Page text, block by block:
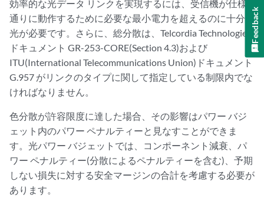
効率的な光データ リンクを実現するには、受信機が仕様
通りに動作するために必要な最小電力を超えるのに十分な
光が必要です。さらに、総分散は、Telcordia Technologies
ドキュメント GR-253-CORE(Section 4.3)および
ITU(International Telecommunications Union)ドキュメント
G.957 がリンクのタイプに関して指定している制限内でな
ければなりません。
色分散が許容限度に達した場合、その影響はパワー バジ
ェット内のパワー ペナルティーと見なすことができま
す。光パワー バジェットでは、コンポーネント減衰、パ
ワー ペナルティー(分散によるペナルティーを含む)、予期
しない損失に対する安全マージンの合計を考慮する必要が
あります。
Feedback